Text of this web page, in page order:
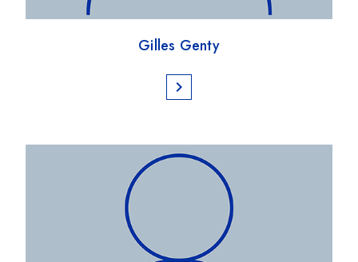
Gilles Genty
chevron_right